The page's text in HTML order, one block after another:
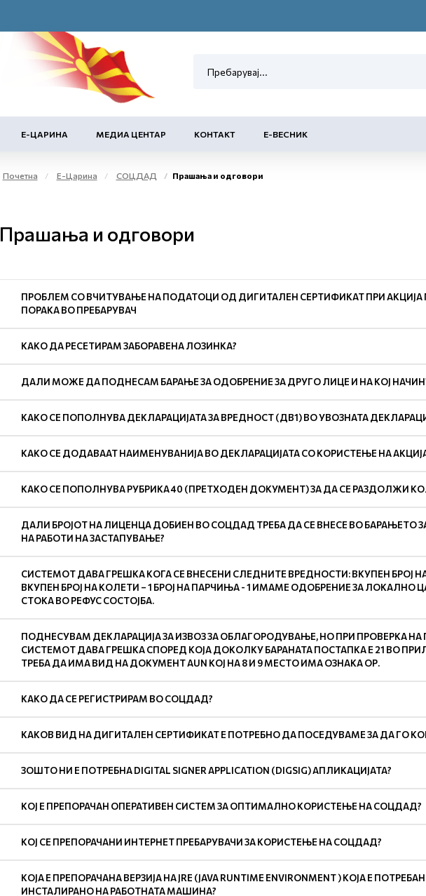
Е-ЦАРИНА МЕДИА ЦЕНТАР КОНТАКТ Е-ВЕСНИК
Почетна Е-Царина СОЦДАД Прашања и одговори
Прашања и одговори
ПРОБЛЕМ СО ВЧИТУВАЊЕ НА ПОДАТОЦИ ОД ДИГИТАЛЕН СЕРТИФИКАТ ПРИ
ПОРАКА ВО ПРЕБАРУВАЧ
КАКО ДА РЕСЕТИРАМ ЗАБОРАВЕНА ЛОЗИНКА?
ДАЛИ МОЖЕ ДА ПОДНЕСАМ БАРАЊЕ ЗА ОДОБРЕНИЕ ЗА ДРУГО ЛИЦЕ И НА КОЈ
КАКО СЕ ПОПОЛНУВА ДЕКЛАРАЦИЈАТА ЗА ВРЕДНОСТ (ДВ1) ВО УВОЗНАТА
КАКО СЕ ДОДАВААТ НАИМЕНУВАНИЈА ВО ДЕКЛАРАЦИЈАТА СО КОРИСТЕЊЕ НА
КАКО СЕ ПОПОЛНУВА РУБРИКА 40 (ПРЕТХОДЕН ДОКУМЕНТ) ЗА ДА СЕ РАЗДОЛЖИ
ДАЛИ БРОЈОТ НА ЛИЦЕНЦА ДОБИЕН ВО СОЦДАД ТРЕБА ДА СЕ ВНЕСЕ ВО БАРАЊЕТО
НА РАБОТИ НА ЗАСТАПУВАЊЕ?
СИСТЕМОТ ДАВА ГРЕШКА КОГА СЕ ВНЕСЕНИ СЛЕДНИТЕ ВРЕДНОСТИ: ВКУПЕН БРОЈ
ВКУПЕН БРОЈ НА КОЛЕТИ – 1 БРОЈ НА ПАРЧИЊА - 1 ИМАМЕ ОДОБРЕНИЕ ЗА ЛОКАЛНО
СТОКА ВО РЕФУС СОСТОЈБА.
ПОДНЕСУВАМ ДЕКЛАРАЦИЈА ЗА ИЗВОЗ ЗА ОБЛАГОРОДУВАЊЕ, НО ПРИ ПРОВЕРКА НА
СИСТЕМОТ ДАВА ГРЕШКА СПОРЕД КОЈА ДОКОЛКУ БАРАНАТА ПОСТАПКА Е 21 ВО
ТРЕБА ДА ИМА ВИД НА ДОКУМЕНТ AUN КОЈ НА 8 И 9 МЕСТО ИМА ОЗНАКА ОР.
КАКО ДА СЕ РЕГИСТРИРАМ ВО СОЦДАД?
КАКОВ ВИД НА ДИГИТАЛЕН СЕРТИФИКАТ Е ПОТРЕБНО ДА ПОСЕДУВАМЕ ЗА ДА ГО
ЗОШТО НИ Е ПОТРЕБНА DIGITAL SIGNER APPLICATION (DIGSIG) АПЛИКАЦИЈАТА?
КОЈ Е ПРЕПОРАЧАН ОПЕРАТИВЕН СИСТЕМ ЗА ОПТИМАЛНО КОРИСТЕЊЕ НА СОЦДАД?
КОЈ СЕ ПРЕПОРАЧАНИ ИНТЕРНЕТ ПРЕБАРУВАЧИ ЗА КОРИСТЕЊЕ НА СОЦДАД?
КОЈА Е ПРЕПОРАЧАНА ВЕРЗИЈА НА JRE (JAVA RUNTIME ENVIRONMENT ) КОЈА Е
ИНСТАЛИРАНО НА РАБОТНАТА МАШИНА?